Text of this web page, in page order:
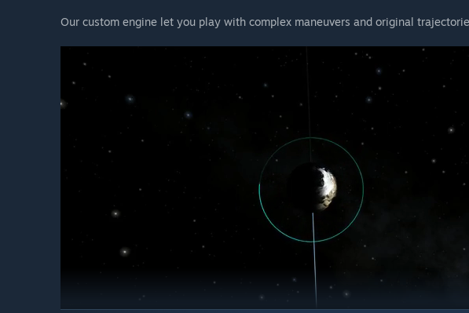
Our custom engine let you play with complex maneuvers and original